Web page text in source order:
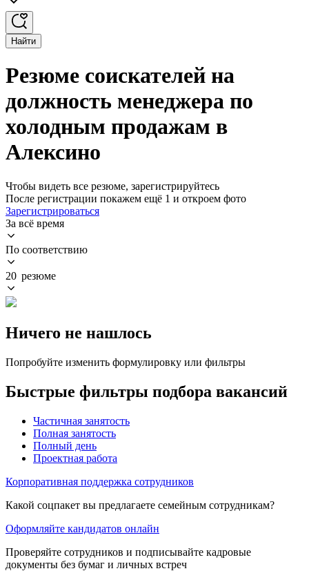
Найти
Резюме соискателей на
должность менеджера по
холодным продажам в
Алексино
Чтобы видеть все резюме, зарегистрируйтесь
После регистрации покажем ещё 1 и откроем фото
Зарегистрироваться
За всё время
По соответствию
20 резюме
Ничего не нашлось
Попробуйте изменить формулировку или фильтры
Быстрые фильтры подбора вакансий
Частичная занятость
Полная занятость
Полный день
Проектная работа
Корпоративная поддержка сотрудников
Какой соцпакет вы предлагаете семейным сотрудникам?
Оформляйте кандидатов онлайн
Проверяйте сотрудников и подписывайте кадровые
документы без бумаг и личных встреч